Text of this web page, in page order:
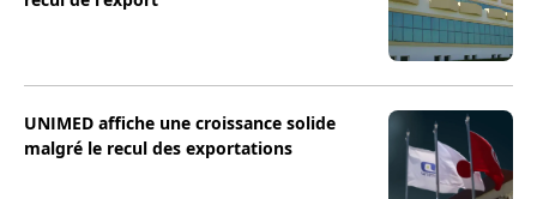
UNIMED affiche une croissance solide
malgré le recul des exportations